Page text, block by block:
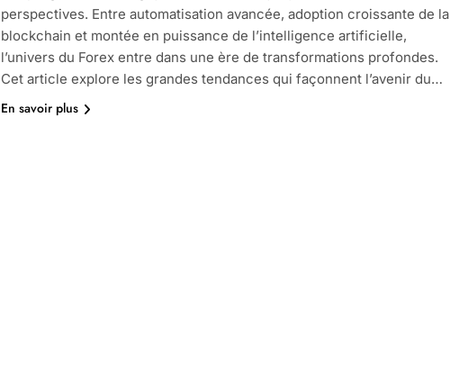
perspectives. Entre automatisation avancée, adoption croissante de la
blockchain et montée en puissance de l’intelligence artificielle,
l’univers du Forex entre dans une ère de transformations profondes.
Cet article explore les grandes tendances qui façonnent l’avenir du…
En savoir plus